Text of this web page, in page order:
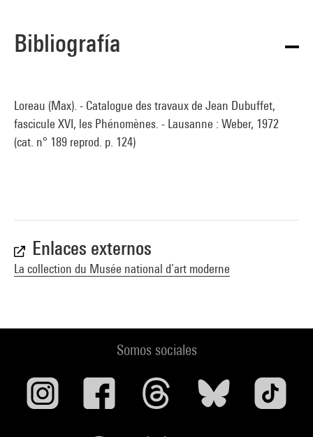
Bibliografía
Loreau (Max). - Catalogue des travaux de Jean Dubuffet,
fascicule XVI, les Phénomènes. - Lausanne : Weber, 1972
(cat. n° 189 reprod. p. 124)
Enlaces externos
La collection du Musée national d’art moderne
Somos sociales